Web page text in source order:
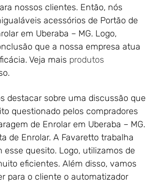
Portão de Garagem de
Enrolar em Nova Iguaçu – RJ
Portão de Garagem de
Enrolar em Nova Friburgo –
RJ
nossos clientes. Então, nós
acessórios de Portão de
em Uberaba – MG. Logo,
que a nossa empresa atua
Veja mais produtos
destacar sobre uma discussão que
questionado pelos compradores
de Enrolar em Uberaba – MG.
de Enrolar. A Favaretto trabalha
esse quesito. Logo, utilizamos de
eficientes. Além disso, vamos
para o cliente o automatizador